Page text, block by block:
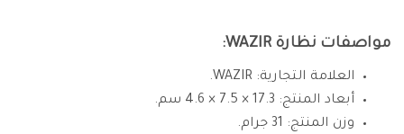
مواصفات نظارة WAZIR:
العلامة التجارية: WAZIR.
أبعاد المنتج: 17.3 × 7.5 × 4.6 سم.
وزن المنتج: 31 جرام.